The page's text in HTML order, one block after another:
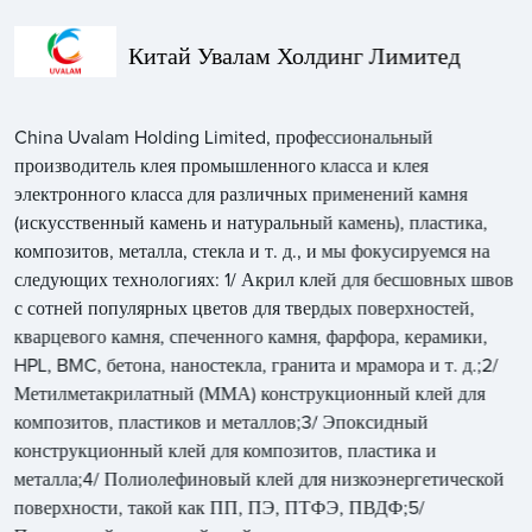
Китай Увалам Холдинг Лимитед
China Uvalam Holding Limited, профессиональный
производитель клея промышленного класса и клея
электронного класса для различных применений камня
(искусственный камень и натуральный камень), пластика,
композитов, металла, стекла и т. д., и мы фокусируемся на
следующих технологиях: 1/ Акрил клей для бесшовных швов
с сотней популярных цветов для твердых поверхностей,
кварцевого камня, спеченного камня, фарфора, керамики,
HPL, BMC, бетона, наностекла, гранита и мрамора и т. д.;2/
Метилметакрилатный (ММА) конструкционный клей для
композитов, пластиков и металлов;3/ Эпоксидный
конструкционный клей для композитов, пластика и
металла;4/ Полиолефиновый клей для низкоэнергетической
поверхности, такой как ПП, ПЭ, ПТФЭ, ПВДФ;5/